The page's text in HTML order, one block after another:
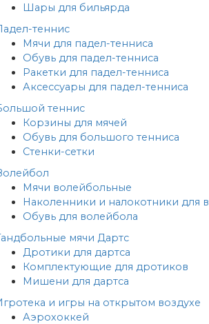
Шары для бильярда
теннис
Мячи для падел-тенниса
Обувь для падел-тенниса
Ракетки для падел-тенниса
Аксессуары для падел-тенниса
теннис
Корзины для мячей
Обувь для большого тенниса
Стенки-сетки
Мячи волейбольные
Наколенники и налокотники для
Обувь для волейбола
мячи Дартс
Дротики для дартса
Комплектующие для дротиков
Мишени для дартса
и игры на открытом воздухе
Аэрохоккей